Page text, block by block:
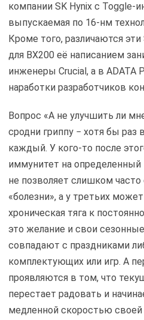
компании SK Hynix с Toggle-
выпускаемая по 16-нм
Кроме того, различаются
для BX200 её написанием
инженеры Crucial, а в ADATA
наработки разработчиков
Вопрос «А не улучшить ли
сродни гриппу − хотя бы раз
каждый. У кого-то после
иммунитет на
не позволяет слишком часто
«болезни», а у третьих
хроническая тяга к
это желание и свои
совпадают с праздниками
комплектующих или игр. А
проявляются в том, что
перестает радовать и
медленной скоростью